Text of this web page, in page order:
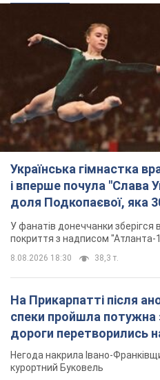
Українська гімнастка
і вперше почула "Слава
доля Подкопаєвої, яка
"золото" Олімпіади
У фанатів донеччанки
покриття з надписом "Атланта-
8.08.2026 18:30 38,3 т.
На Прикарпатті після
спеки пройшла потужна
дороги перетворились
Відео
Негода накрила Івано-
курортний Буковель